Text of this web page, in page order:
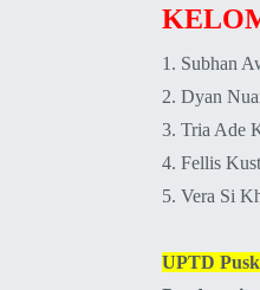
1. Subhan
2. Dyan
3. Tria Ade
4. Fellis
5. Vera Si
UPTD